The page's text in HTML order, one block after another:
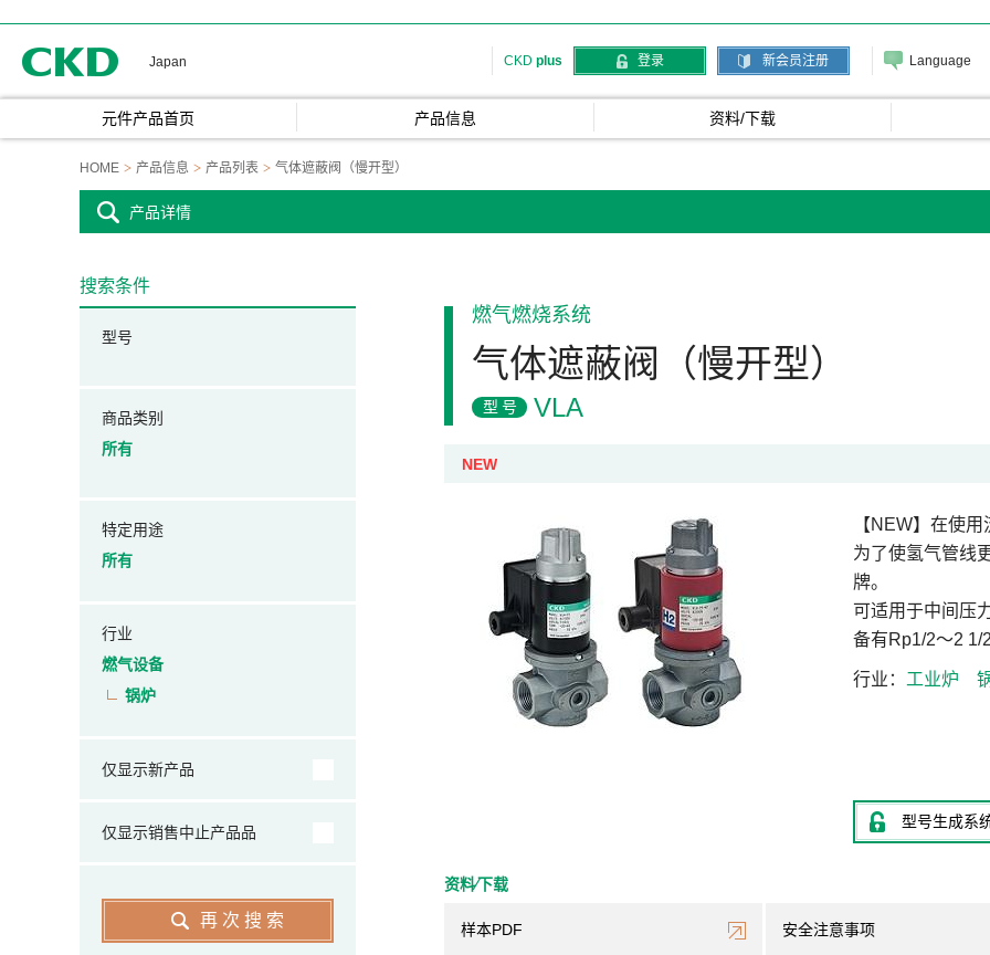
Japan CKD plus 登录 新会员注册 Language
元件产品首页 产品信息 资料/下载
HOME 产品信息 产品列表 气体遮蔽阀（慢开型）
产品详情
燃气燃烧系统
气体遮蔽阀（慢开型）
型号 VLA
NEW
【NEW】在使
为了使氢气管线
牌。
可适用于中间压
备有Rp1/2～2 1/
行业 工业炉
型号生成系
资料⁄下载
样本PDF 安全注意事项
搜索条件
型号
商品类别
所有
特定用途
所有
行业
燃气设备
锅炉
仅显示新产品
仅显示销售中止产品品
再次搜索